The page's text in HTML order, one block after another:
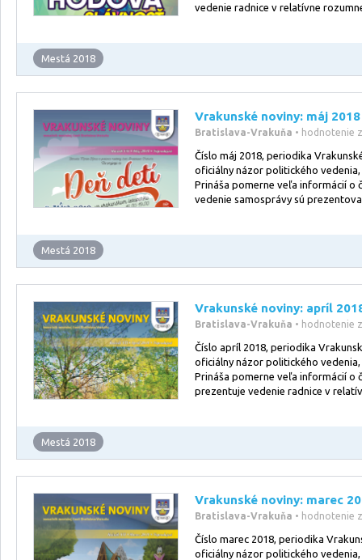
vedenie radnice v relatívne
Mestá 2018
Vrakunské noviny: máj 2018
Bratislava-Vrakuňa • hodnotenie
Číslo máj 2018, periodika
oficiálny názor politického vedenia,
Prináša pomerne veľa informácií o
vedenie samosprávy sú
Mestá 2018
Vrakunské noviny: apríl
Bratislava-Vrakuňa • hodnotenie
Číslo apríl 2018, periodika
oficiálny názor politického vedenia,
Prináša pomerne veľa informácií o
prezentuje vedenie radnice v
Mestá 2018
Vrakunské noviny: marec
Bratislava-Vrakuňa • hodnotenie
Číslo marec 2018, periodika
oficiálny názor politického vedenia,